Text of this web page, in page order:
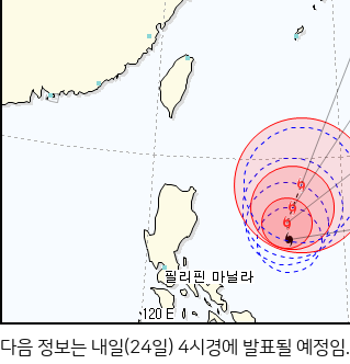
다음 정보는 내일(24일) 4시경에 발표될 예정임.